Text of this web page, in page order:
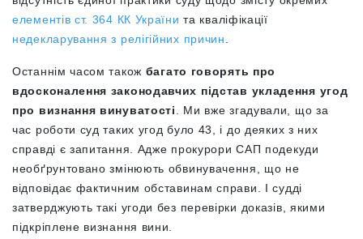
елементів ст. 364 КК України та кваліфікації
недекларування з релігійних причин
Останнім часом також багато говорять про
вдосконалення законодавчих підстав укладення угод
про визнання винуватості
. Ми вже згадували, що за
час роботи суд таких угод було 43, і до деяких з них
справді є запитання. Адже прокурори САП подекуди
необґрунтовано змінюють обвинувачення, що не
відповідає фактичним обставинам справи. І судді
затверджують такі угоди без перевірки доказів, якими
підкріплене визнання вини.